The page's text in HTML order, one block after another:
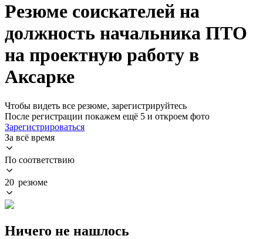
Резюме соискателей на
должность начальника ПТО
на проектную работу в
Аксарке
Чтобы видеть все резюме, зарегистрируйтесь
После регистрации покажем ещё 5 и откроем фото
Зарегистрироваться
За всё время
По соответствию
20 резюме
Ничего не нашлось